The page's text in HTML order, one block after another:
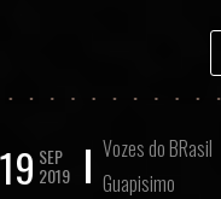
19 SEP
2019
Vozes do BRasil
Guapisimo